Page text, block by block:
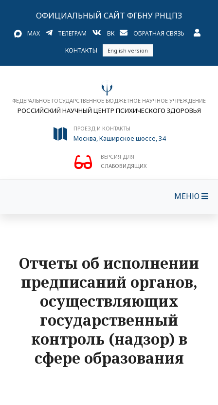
ОФИЦИАЛЬНЫЙ САЙТ ФГБНУ РНЦПЗ
MAX ТЕЛЕГРАМ ВК ОБРАТНАЯ СВЯЗЬ
КОНТАКТЫ English version
ФЕДЕРАЛЬНОЕ ГОСУДАРСТВЕННОЕ БЮДЖЕТНОЕ НАУЧНОЕ УЧРЕЖДЕНИЕ
РОССИЙСКИЙ НАУЧНЫЙ ЦЕНТР ПСИХИЧЕСКОГО ЗДОРОВЬЯ
ПРОЕЗД И КОНТАКТЫ
Москва, Каширское шоссе, 34
ВЕРСИЯ ДЛЯ
СЛАБОВИДЯЩИХ
МЕНЮ
Отчеты об исполнении
предписаний органов,
осуществляющих
государственный
контроль (надзор) в
сфере образования